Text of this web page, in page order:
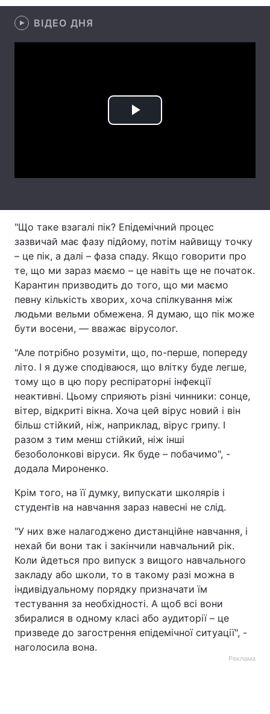
Інтерв'ю
Тема оформлення
ВІДЕО ДНЯ
Play
"Що таке взагалі пік? Епідемічний процес
зазвичай має фазу підйому, потім найвищу точку
– це пік, а далі – фаза спаду. Якщо говорити про
те, що ми зараз маємо – це навіть ще не початок.
Карантин призводить до того, що ми маємо
певну кількість хворих, хоча спілкування між
людьми вельми обмежена. Я думаю, що пік може
бути восени, — вважає вірусолог.
"Але потрібно розуміти, що, по-перше, попереду
літо. І я дуже сподіваюся, що влітку буде легше,
тому що в цю пору респіраторні інфекції
неактивні. Цьому сприяють різні чинники: сонце,
вітер, відкриті вікна. Хоча цей вірус новий і він
більш стійкий, ніж, наприклад, вірус грипу. І
разом з тим менш стійкий, ніж інші
безоболонкові віруси. Як буде – побачимо", -
додала Мироненко.
Крім того, на її думку, випускати школярів і
студентів на навчання зараз навесні не слід.
"У них вже налагоджено дистанційне навчання, і
нехай би вони так і закінчили навчальний рік.
Коли йдеться про випуск з вищого навчального
закладу або школи, то в такому разі можна в
індивідуальному порядку призначати їм
тестування за необхідності. А щоб всі вони
збиралися в одному класі або аудиторії – це
призведе до загострення епідемічної ситуації", -
наголосила вона.
Реклама